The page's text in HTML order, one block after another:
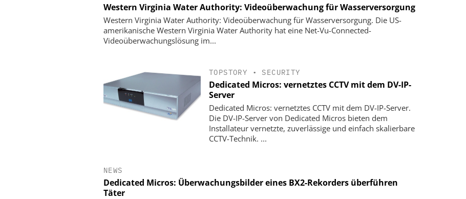
Western Virginia Water Authority: Videoüberwachung für Wasserversorgung
Western Virginia Water Authority: Videoüberwachung für Wasserversorgung. Die US-
amerikanische Western Virginia Water Authority hat eine Net-Vu-Connected-
Videoüberwachungslösung im...
TOPSTORY • SECURITY
Dedicated Micros: vernetztes CCTV mit dem DV-IP-
Server
Dedicated Micros: vernetztes CCTV mit dem DV-IP-Server.
Die DV-IP-Server von Dedicated Micros bieten dem
Installateur vernetzte, zuverlässige und einfach skalierbare
CCTV-Technik. ...
NEWS
Dedicated Micros: Überwachungsbilder eines BX2-Rekorders überführen
Täter